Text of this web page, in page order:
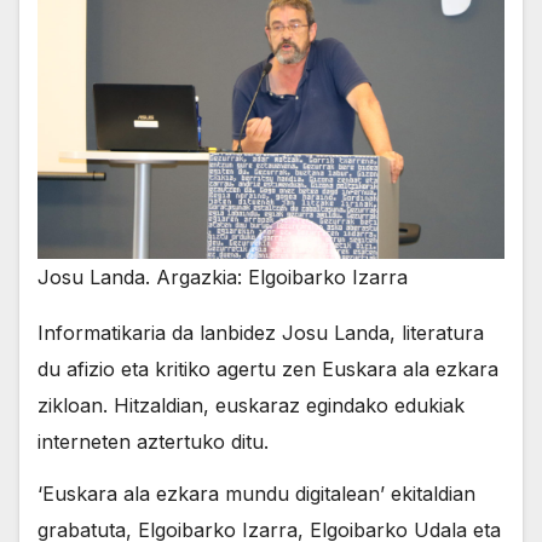
Josu Landa. Argazkia: Elgoibarko Izarra
Informatikaria da lanbidez Josu Landa, literatura
du afizio eta kritiko agertu zen Euskara ala ezkara
zikloan. Hitzaldian, euskaraz egindako edukiak
interneten aztertuko ditu.
‘Euskara ala ezkara mundu digitalean’ ekitaldian
grabatuta, Elgoibarko Izarra, Elgoibarko Udala eta